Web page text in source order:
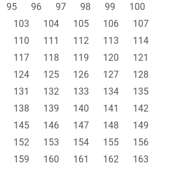
95 96 97 98 99
100
103 104 105 106
107
110 111 112 113
114
117 118 119 120
121
124 125 126 127
128
131 132 133 134
135
138 139 140 141
142
145 146 147 148
149
152 153 154 155
156
159 160 161 162
163